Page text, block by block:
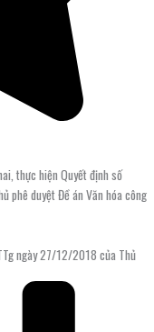
thực hiện Quyết định số
phê duyệt Đề án Văn hóa công
ngày 27/12/2018 của Thủ